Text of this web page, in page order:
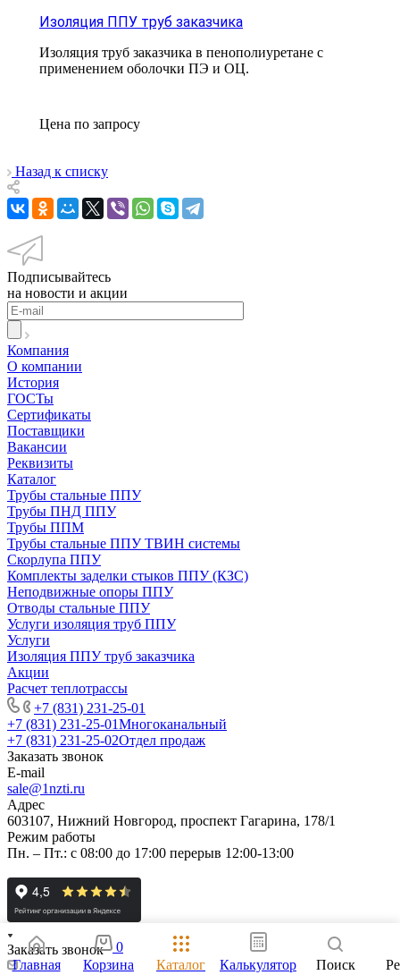
Изоляция ППУ труб заказчика
Изоляция труб заказчика в пенополиуретане с
применением оболочки ПЭ и ОЦ.
Цена по запросу
Назад к списку
Подписывайтесь
на новости и акции
Компания
О компании
История
ГОСТы
Сертификаты
Поставщики
Вакансии
Реквизиты
Каталог
Трубы стальные ППУ
Трубы ПНД ППУ
Трубы ППМ
Трубы стальные ППУ ТВИН системы
Скорлупа ППУ
Комплекты заделки стыков ППУ (КЗС)
Неподвижные опоры ППУ
Отводы стальные ППУ
Услуги изоляция труб ППУ
Услуги
Изоляция ППУ труб заказчика
Акции
Расчет теплотрассы
+7 (831) 231-25-01
+7 (831) 231-25-01Многоканальный
+7 (831) 231-25-02Отдел продаж
Заказать звонок
E-mail
sale@1nzti.ru
Адрес
603107, Нижний Новгород, проспект Гагарина, 178/1
Режим работы
Пн. – Пт.: с 08:00 до 17:00 перерыв 12:00-13:00
Заказать звонок
Главная
0
Корзина
Каталог Калькулятор Поиск